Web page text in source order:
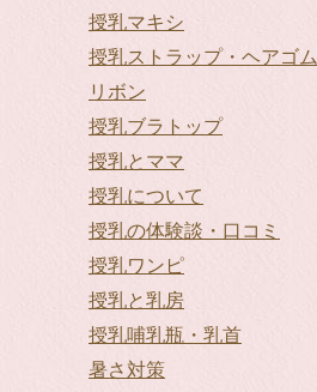
授乳マキシ
授乳ストラップ・ヘアゴム
リボン
授乳ブラトップ
授乳とママ
授乳について
授乳の体験談・口コミ
授乳ワンピ
授乳と乳房
授乳哺乳瓶・乳首
暑さ対策